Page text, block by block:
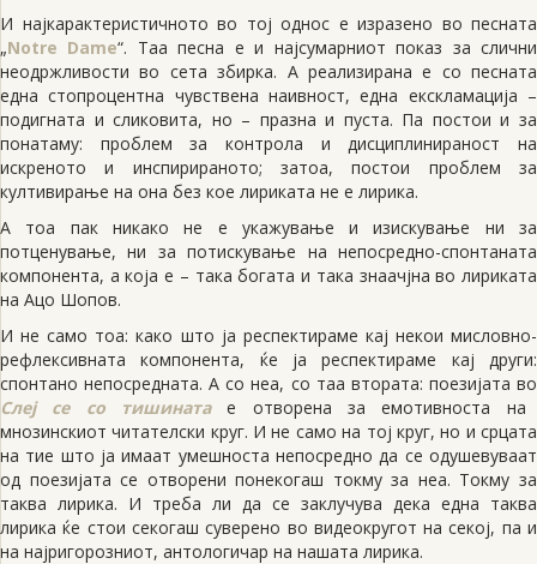
И најкарактеристичното во тој однос е изразено во песната
„Notre Dame“. Таа песна е и најсумарниот показ за слични
неодржливости во сета збирка. А реализирана е со песната
една стопроцентна чувствена наивност, една екскламација –
подигната и сликовита, но – празна и пуста. Па постои и за
понатаму: проблем за контрола и дисциплинираност на
искреното и инспирираното; затоа, постои проблем за
култивирање на она без кое лириката не е лирика.
А тоа пак никако не е укажување и изискување ни за
потценување, ни за потискување на непосредно-спонтаната
компонента, а која е – така богата и така знаачјна во лириката
на Ацо Шопов.
И не само тоа: како што ја респектираме кај некои мисловно-
рефлексивната компонента, ќе ја респектираме кај други:
спонтано непосредната. А со неа, со таа втората: поезијата во
Слеј се со тишинатае отворена за емотивноста на
мнозинскиот читателски круг. И не само на тој круг, но и срцата
на тие што ја имаат умешноста непосредно да се одушевуваат
од поезијата се отворени понекогаш токму за неа. Токму за
таква лирика. И треба ли да се заклучува дека една таква
лирика ќе стои секогаш суверено во видеокругот на секој, па и
на најригорозниот, антологичар на нашата лирика.